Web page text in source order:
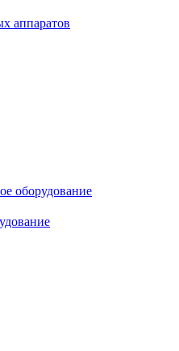
аппаратов
оборудование